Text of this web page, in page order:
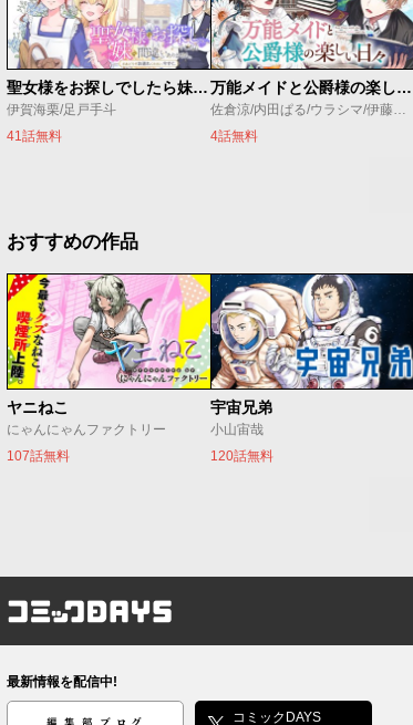
聖女様をお探しでしたら妹で間違いありません。さあどうぞお連れください、今すぐ。
伊賀海栗/足戸手斗
41話無料
万能メイドと公爵様の楽しい日々
佐倉涼/内田ぱる/ウラシマ/伊藤テリヤキ
4話無料
おすすめの作品
ヤニねこ
にゃんにゃんファクトリー
107話無料
宇宙兄弟
小山宙哉
120話無料
コミックDAYS
最新情報を配信中!
編集部ブログ コミックDAYS